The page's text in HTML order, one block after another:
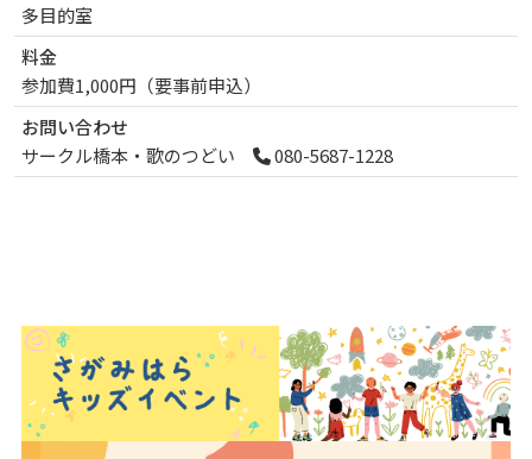
多目的室
料金
参加費1,000円（要事前申込）
お問い合わせ
サークル橋本・歌のつどい
080-5687-1228